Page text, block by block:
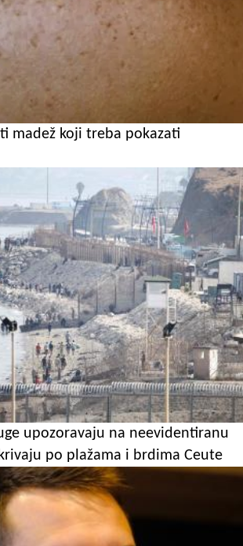
madež koji treba pokazati
upozoravaju na neevidentiranu
po plažama i brdima Ceute